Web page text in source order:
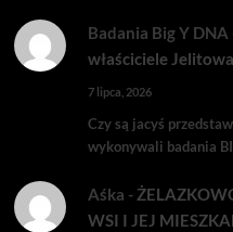
Badania Big Y DNA
właściciele Jelitowa
7 lipca, 2026
Czy są jacyś
wykonywali badania
Aśka -
WSI I JEJ